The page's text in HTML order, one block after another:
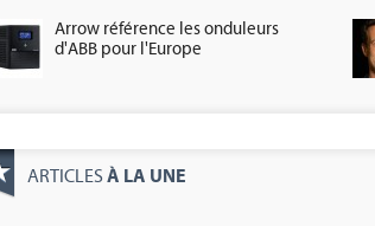
Arrow référence les onduleurs
d'ABB pour l'Europe
ARTICLES À LA UNE